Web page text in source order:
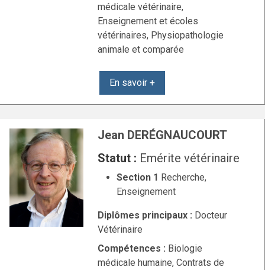
médicale vétérinaire,
Enseignement et écoles
vétérinaires, Physiopathologie
animale et comparée
En savoir +
Jean DERÉGNAUCOURT
Statut : Emérite vétérinaire
Section 1 Recherche,
Enseignement
Diplômes principaux : Docteur
Vétérinaire
Compétences :
médicale humaine, Contrats de